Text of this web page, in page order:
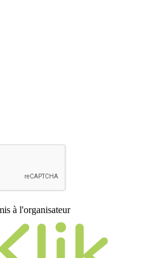
à l'organisateur